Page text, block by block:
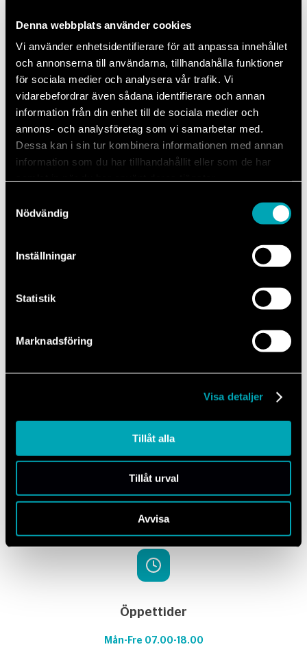
Denna webbplats använder cookies
Vi använder enhetsidentifierare för att anpassa innehållet
och annonserna till användarna, tillhandahålla funktioner
för sociala medier och analysera vår trafik. Vi
vidarebefordrar även sådana identifierare och annan
information från din enhet till de sociala medier och
annons- och analysföretag som vi samarbetar med.
Dessa kan i sin tur kombinera informationen med annan
information som du har tillhandahållit eller som de har
Nödvändig
Inställningar
Statistik
Marknadsföring
Visa detaljer
Tillåt alla
Tillåt urval
Avvisa
Kontakta oss
010-516 80 00
Vardagar 07.00-18.00
Besök oss
Hitta närmaste verkstad
Flera platser i Sverige
Öppettider
Mån-Fre 07.00-18.00